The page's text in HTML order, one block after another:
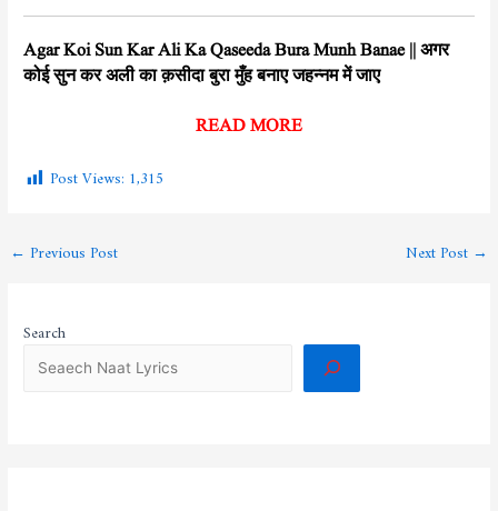
Agar Koi Sun Kar Ali Ka Qaseeda Bura Munh Banae || अगर
कोई सुन कर अली का क़सीदा बुरा मुँह बनाए जहन्नम में जाए
READ MORE
Post Views:1,315
← Previous Post Next Post→
Search